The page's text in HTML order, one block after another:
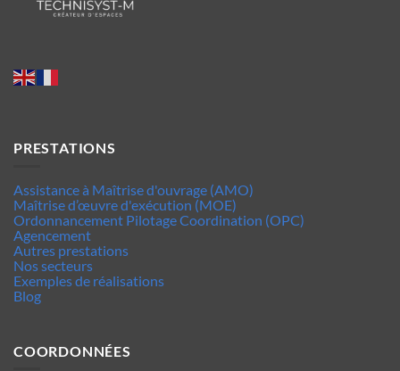
PRESTATIONS
Assistance à Maîtrise d'ouvrage (AMO)
Maîtrise d’œuvre d'exécution (MOE)
Ordonnancement Pilotage Coordination (OPC)
Agencement
Autres prestations
Nos secteurs
Exemples de réalisations
Blog
COORDONNÉES